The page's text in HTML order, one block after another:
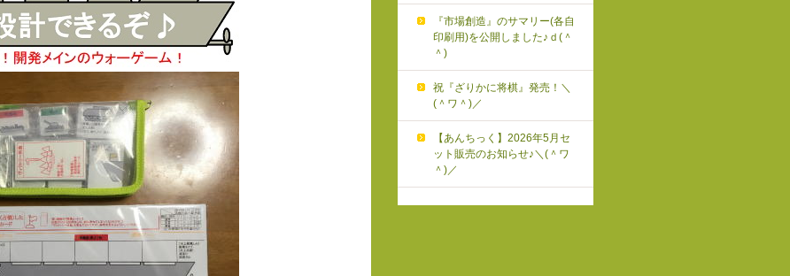
『市場創造』のサマリー(各自
印刷用)を公開しました♪ｄ(＾
＾)
祝『ざりかに将棋』発売！＼
(＾ワ＾)／
【あんちっく】2026年5月セ
ット販売のお知らせ♪＼(＾ワ
＾)／